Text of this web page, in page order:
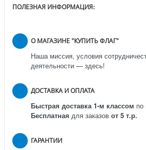
ПОЛЕЗНАЯ ИНФОРМАЦИЯ:
О МАГАЗИНЕ "КУПИТЬ ФЛАГ"
Наша миссия, условия
деятельности — здесь!
ДОСТАВКА И ОПЛАТА
Быстрая доставка 1-м классом по
Бесплатная для заказов от 5 т.р.
ГАРАНТИИ